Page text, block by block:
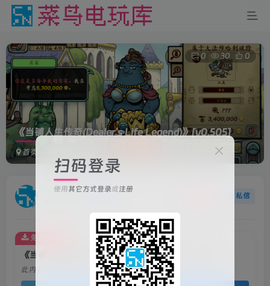
《当铺人生传奇(Dealer’s Life Legend)》[v0.505]
首页
0 30 0
菜鸟电玩 私信
《当铺人生传奇(Dealer’s Life Legend)》[v0.505]
此内容为免费资源，请登录后查看
免费资源
扫码登录
使用其它方式登录或注册